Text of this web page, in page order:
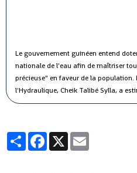
Le gouvernement guinéen entend
nationale de l'eau afin de maîtriser
précieuse" en faveur de la population.
l'Hydraulique, Cheik Talibé Sylla, a
jeudi que le "potentiel des ressources
PartagerFacebook
X